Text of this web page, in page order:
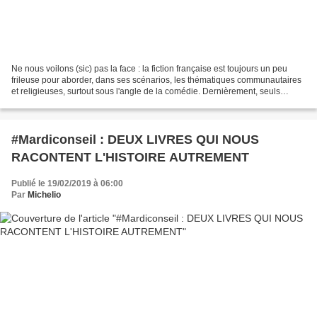
Ne nous voilons (sic) pas la face : la fiction française est toujours un peu
frileuse pour aborder, dans ses scénarios, les thématiques communautaires
et religieuses, surtout sous l'angle de la comédie. Dernièrement, seuls
#Mardiconseil : DEUX LIVRES QUI NOUS
RACONTENT L'HISTOIRE AUTREMENT
Publié le 19/02/2019 à 06:00
Par Michelio